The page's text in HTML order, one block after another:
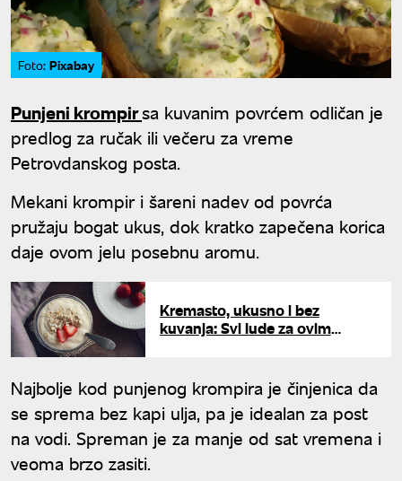
Foto: Pixabay
Punjeni krompirsa kuvanim povrćem odličan je
predlog za ručak ili večeru za vreme
Petrovdanskog posta.
Mekani krompir i šareni nadev od povrća
pružaju bogat ukus, dok kratko zapečena korica
daje ovom jelu posebnu aromu.
Kremasto, ukusno i bez
kuvanja: Svi lude za ovim
Najbolje kod punjenog krompira je činjenica da
se sprema bez kapi ulja, pa je idealan za post
na vodi. Spreman je za manje od sat vremena i
veoma brzo zasiti.